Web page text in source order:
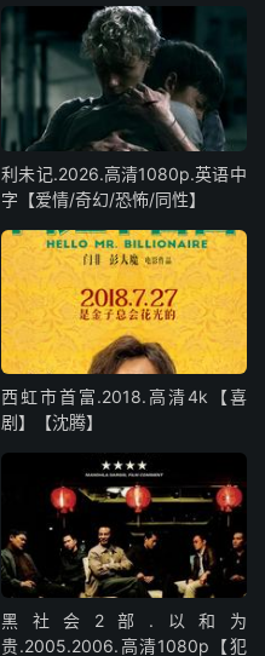
利未记.2026.高清1080p.英语中
字【爱情/奇幻/恐怖/同性】
西虹市首富.2018.高清4k【喜
剧】【沈腾】
黑社会2部.以和为
贵.2005.2006.高清1080p【犯